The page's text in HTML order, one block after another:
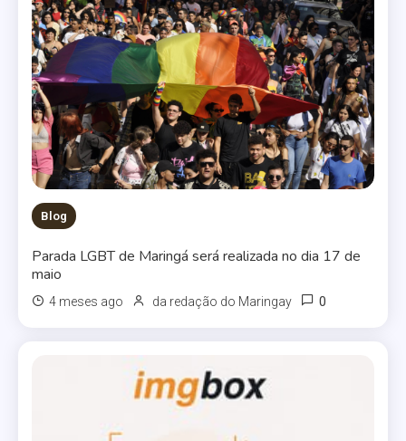
Blog
Parada LGBT de Maringá será realizada no dia 17 de
maio
4 meses ago da redação do Maringay 0